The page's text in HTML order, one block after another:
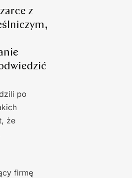
z
po
że
firmę